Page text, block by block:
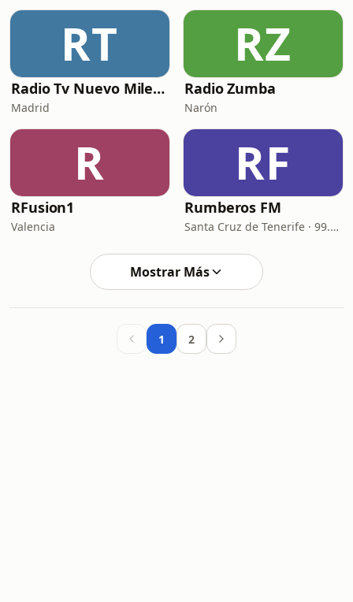
RT
Radio Tv Nuevo Milenio
Madrid
RZ
Radio Zumba
Narón
R
RFusion1
Valencia
RF
Rumberos FM
Santa Cruz de Tenerife · 99.2 FM
Mostrar Más
1 2